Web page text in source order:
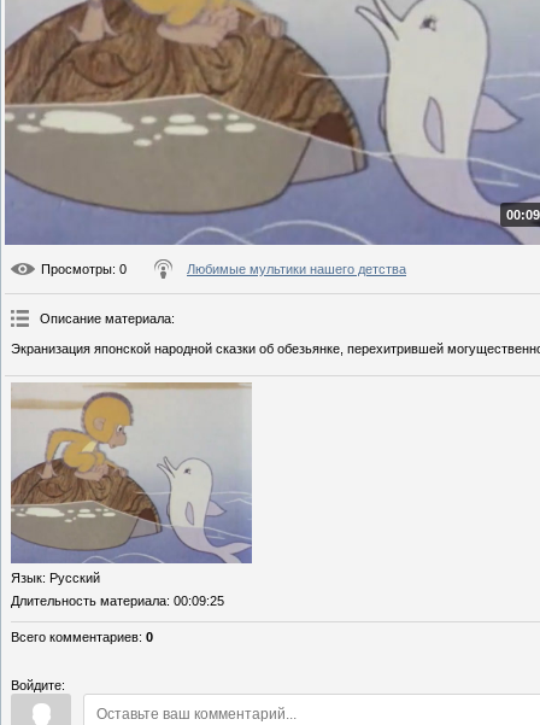
Просмотры: 0 Любимые мультики нашего детства
Описание материала:
Экранизация японской народной сказки об обезьянке, перехитрившей
Язык: Русский
Длительность материала: 00:09:25
Всего комментариев: 0
Войдите: